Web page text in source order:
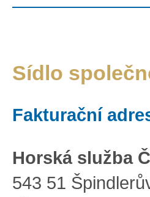
Sídlo
Fakturační
Horská služba
543 51